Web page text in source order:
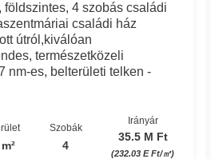
földszintes, 4 szobás családi
családi ház
útról,kiválóan
természetközeli
nm-es, belterületi telken -
Szobák
4
Irányár
35.5 M Ft
(232.03 E Ft/㎡)